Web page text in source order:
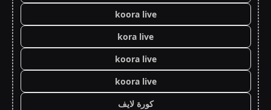
koora live
kora live
koora live
koora live
كورة لايف